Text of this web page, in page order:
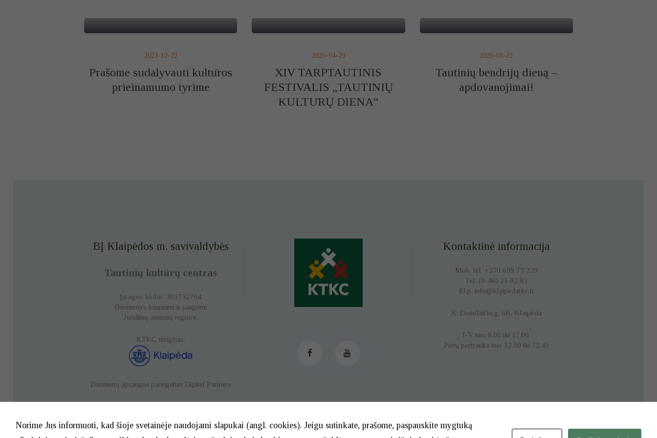
2023-12-22
Prašome sudalyvauti kultūros
prieinamumo tyrime
2026-04-29
XIV TARPTAUTINIS
FESTIVALIS „TAUTINIŲ
KULTŪRŲ DIENA“
2026-05-22
Tautinių bendrijų dieną –
apdovanojimai!
BĮ Klaipėdos m. savivaldybės
Tautinių kultūrų centras
Įstaigos kodas: 301732764
Duomenys kaupiami ir saugomi
Juridinių asmenų registre.
KTKC steigėjas:
Duomenų apsaugos pareigūnas Digital Partners
Kontaktinė informacija
Mob. tel. +370 699 73 229
Tel. (0-46) 21 02 83
El.p. info@klaipedatkc.lt
K. Donelaičio g. 6B, Klaipėda
I-V nuo 8.00 iki 17.00.
Pietų pertrauka nuo 12.00 iki 12.45
Norime Jus informuoti, kad šioje svetainėje naudojami slapukai (angl. cookies). Jeigu sutinkate, prašome, paspauskite mygtuką